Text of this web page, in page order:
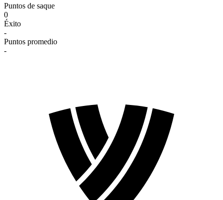
Puntos de saque
0
Éxito
-
Puntos promedio
-